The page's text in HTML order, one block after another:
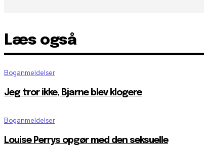
Læs også
Boganmeldelser
Jeg tror ikke, Bjarne blev klogere
Boganmeldelser
Louise Perrys opgør med den seksuelle